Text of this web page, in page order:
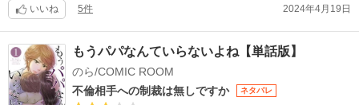
いいね 5件 2024年4月19日
もうパパなんていらないよね【単話版】
のら/COMIC ROOM
不倫相手への制裁は無しですか
ネタバレ